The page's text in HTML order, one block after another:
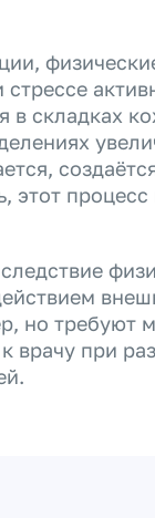
в складках
этот
но требуют
врачу при